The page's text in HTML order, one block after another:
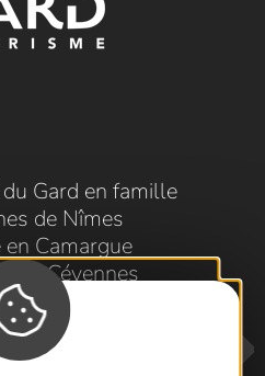
Gard en famille
de Nîmes
en Camargue
en Cévennes